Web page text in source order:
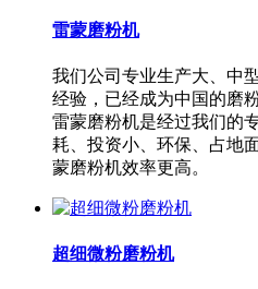
雷蒙磨粉机
我们公司专业生产大、中
经验，已经成为中国的磨
雷蒙磨粉机是经过我们的
耗、投资小、环保、占地
蒙磨粉机效率更高。
超细微粉磨粉机